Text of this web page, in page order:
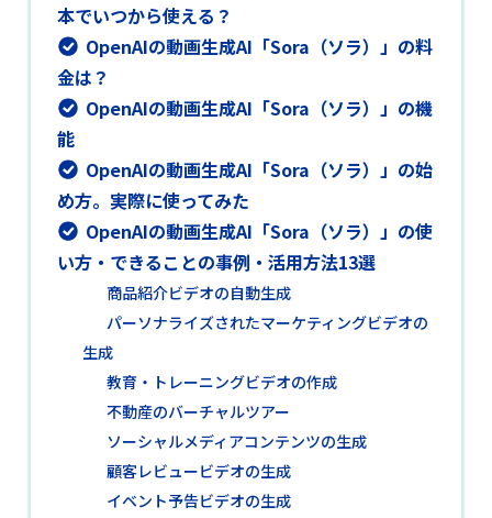
本でいつから使える？
OpenAIの動画生成AI「Sora（ソラ）」の料
金は？
OpenAIの動画生成AI「Sora（ソラ）」の機
能
OpenAIの動画生成AI「Sora（ソラ）」の始
め方。実際に使ってみた
OpenAIの動画生成AI「Sora（ソラ）」の使
い方・できることの事例・活用方法13選
商品紹介ビデオの自動生成
パーソナライズされたマーケティングビデオの
生成
教育・トレーニングビデオの作成
不動産のバーチャルツアー
ソーシャルメディアコンテンツの生成
顧客レビュービデオの生成
イベント予告ビデオの生成